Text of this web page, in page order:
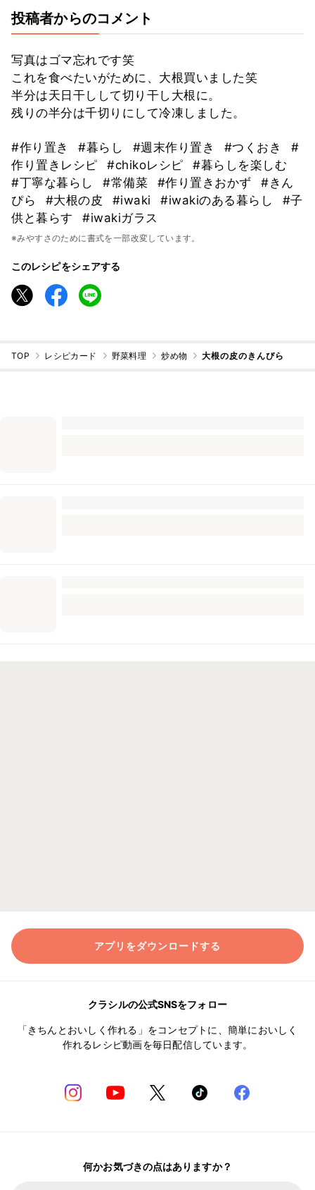
投稿者からのコメント
写真はゴマ忘れです笑
これを食べたいがために、大根買いました笑
半分は天日干しして切り干し大根に。
残りの半分は千切りにして冷凍しました。
#作り置き #暮らし #週末作り置き #つくおき
#
作り置きレシピ
#chikoレシピ
#暮らしを楽しむ
#丁寧な暮らし
#常備菜 #作り置きおかず
#きん
ぴら
#大根の皮 #iwaki #iwakiのある暮らし
#子
供と暮らす
#iwakiガラス
※みやすさのために書式を一部改変しています。
このレシピをシェアする
TOP レシピカード 野菜料理 炒め物 大根の皮のきんぴら
アプリをダウンロードする
クラシルの公式SNSをフォロー
「きちんとおいしく作れる」をコンセプトに、簡単においしく
作れるレシピ動画を毎日配信しています。
何かお気づきの点はありますか？